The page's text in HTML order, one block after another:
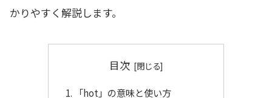
かりやすく解説します。
目次
「hot」の意味と使い方